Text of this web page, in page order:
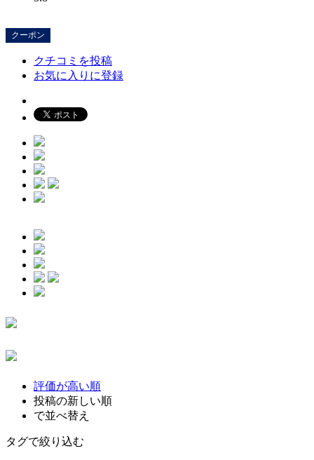
クーポン
クチコミを投稿
お気に入りに登録
評価が高い順
投稿の新しい順
で並べ替え
タグで絞り込む